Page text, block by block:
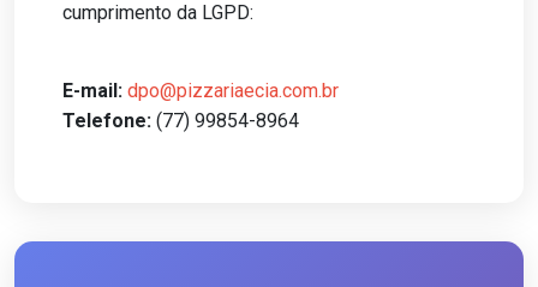
cumprimento da LGPD:
E-mail: dpo@pizzariaecia.com.br
Telefone: (77) 99854-8964